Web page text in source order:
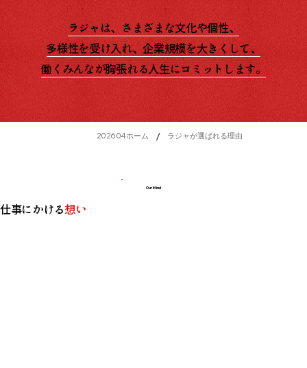
ラジャは、​さまざまな文化や個性、
多様性を受け入れ、企業規模を大きくして、
働くみんなが胸張れる人生にコミットします。
202604ホーム / ラジャが選ばれる理由
Our Mind
仕事にかける想い